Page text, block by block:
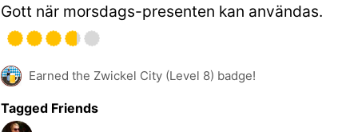
Gott när morsdags-presenten kan användas.
Earned the Zwickel City (Level 8) badge!
Tagged Friends